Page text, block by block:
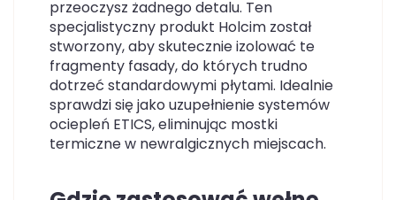
przeoczysz żadnego detalu. Ten
specjalistyczny produkt Holcim został
stworzony, aby skutecznie izolować te
fragmenty fasady, do których trudno
dotrzeć standardowymi płytami. Idealnie
sprawdzi się jako uzupełnienie systemów
ociepleń ETICS, eliminując mostki
termiczne w newralgicznych miejscach.